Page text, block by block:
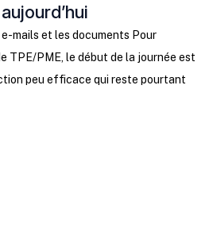
e-mails et les documents Pour
TPE/PME, le début de la journée est
peu efficace qui reste pourtant